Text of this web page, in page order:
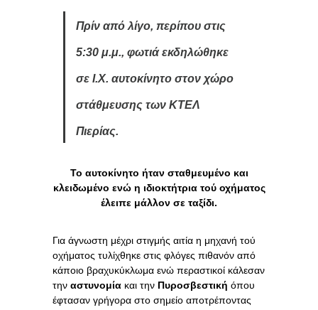
Πρίν από λίγο, περίπου στις
5:30 μ.μ., φωτιά εκδηλώθηκε
σε Ι.Χ. αυτοκίνητο στον χώρο
στάθμευσης των ΚΤΕΛ
Πιερίας.
Το αυτοκίνητο ήταν σταθμευμένο και
κλειδωμένο ενώ η ιδιοκτήτρια τού οχήματος
έλειπε μάλλον σε ταξίδι.
Για άγνωστη μέχρι στιγμής αιτία η μηχανή τού
οχήματος τυλίχθηκε στις φλόγες πιθανόν από
κάποιο βραχυκύκλωμα ενώ περαστικοί κάλεσαν
την αστυνομία και την Πυροσβεστική όπου
έφτασαν γρήγορα στο σημείο αποτρέποντας